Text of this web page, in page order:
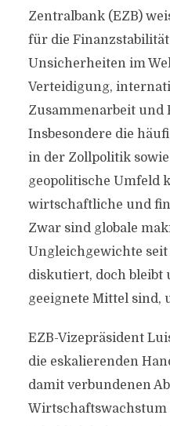
Zentralbank (EZB)
für die
Unsicherheiten im
Verteidigung,
Zusammenarbeit und
Insbesondere die
in der Zollpolitik
geopolitische Umfeld
wirtschaftliche und
Zwar sind globale
Ungleichgewichte
diskutiert, doch bleibt
geeignete Mittel sind,
EZB-Vizepräsident
die eskalierenden
damit verbundenen